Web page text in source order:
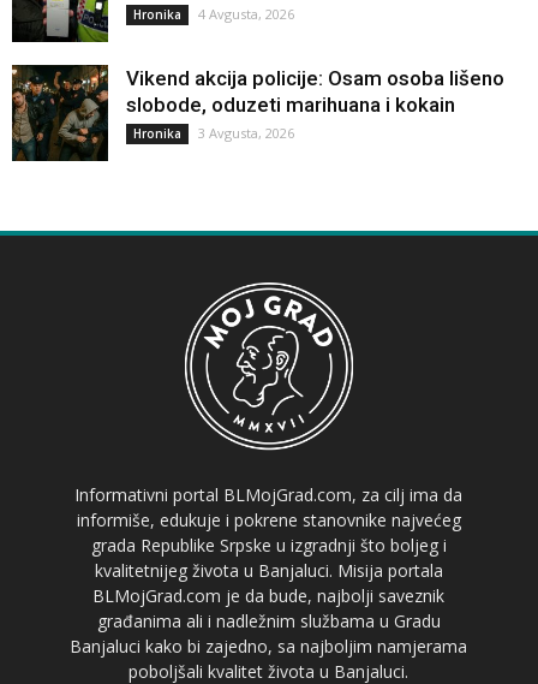
Hronika 4 Avgusta, 2026
Vikend akcija policije: Osam osoba lišeno
slobode, oduzeti marihuana i kokain
Hronika 3 Avgusta, 2026
Informativni portal BLMojGrad.com, za cilj ima da
informiše, edukuje i pokrene stanovnike najvećeg
grada Republike Srpske u izgradnji što boljeg i
kvalitetnijeg života u Banjaluci. Misija portala
BLMojGrad.com je da bude, najbolji saveznik
građanima ali i nadležnim službama u Gradu
Banjaluci kako bi zajedno, sa najboljim namjerama
poboljšali kvalitet života u Banjaluci.